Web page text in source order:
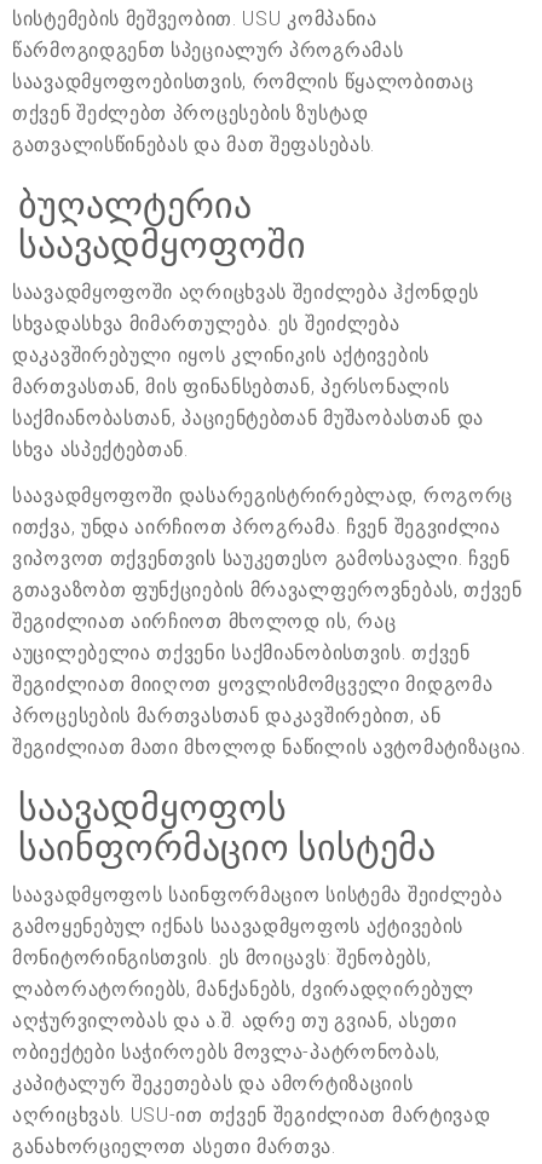
სისტემების მეშვეობით. USU კომპანია
წარმოგიდგენთ სპეციალურ პროგრამას
საავადმყოფოებისთვის, რომლის წყალობითაც
თქვენ შეძლებთ პროცესების ზუსტად
გათვალისწინებას და მათ შეფასებას.
ბუღალტერია
საავადმყოფოში
საავადმყოფოში აღრიცხვას შეიძლება ჰქონდეს
სხვადასხვა მიმართულება. ეს შეიძლება
დაკავშირებული იყოს კლინიკის აქტივების
მართვასთან, მის ფინანსებთან, პერსონალის
საქმიანობასთან, პაციენტებთან მუშაობასთან და
სხვა ასპექტებთან.
საავადმყოფოში დასარეგისტრირებლად, როგორც
ითქვა, უნდა აირჩიოთ პროგრამა. ჩვენ შეგვიძლია
ვიპოვოთ თქვენთვის საუკეთესო გამოსავალი. ჩვენ
გთავაზობთ ფუნქციების მრავალფეროვნებას, თქვენ
შეგიძლიათ აირჩიოთ მხოლოდ ის, რაც
აუცილებელია თქვენი საქმიანობისთვის. თქვენ
შეგიძლიათ მიიღოთ ყოვლისმომცველი მიდგომა
პროცესების მართვასთან დაკავშირებით, ან
შეგიძლიათ მათი მხოლოდ ნაწილის ავტომატიზაცია.
საავადმყოფოს
საინფორმაციო სისტემა
საავადმყოფოს საინფორმაციო სისტემა შეიძლება
გამოყენებულ იქნას საავადმყოფოს აქტივების
მონიტორინგისთვის. ეს მოიცავს: შენობებს,
ლაბორატორიებს, მანქანებს, ძვირადღირებულ
აღჭურვილობას და ა.შ. ადრე თუ გვიან, ასეთი
ობიექტები საჭიროებს მოვლა-პატრონობას,
კაპიტალურ შეკეთებას და ამორტიზაციის
აღრიცხვას. USU-ით თქვენ შეგიძლიათ მარტივად
განახორციელოთ ასეთი მართვა.